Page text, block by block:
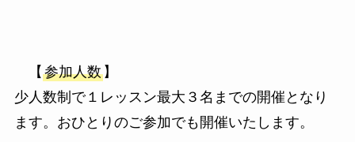
【 参加人数】
少人数制で１レッスン最大３名までの開催となり
ます。おひとりのご参加でも開催いたします。